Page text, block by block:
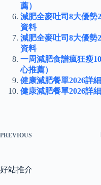
薦）
減肥全麥吐司8大優勢
資料
減肥全麥吐司8大優勢
資料
一周減肥食譜瘋狂瘦
心推薦）
健康減肥餐單2026詳
健康減肥餐單2026詳
PREVIOUS
好站推介